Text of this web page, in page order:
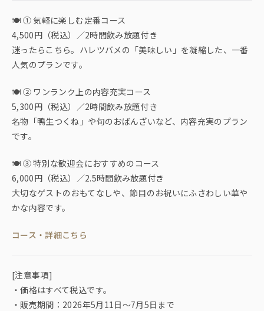
🍽 ① 気軽に楽しむ定番コース
4,500円（税込）／2時間飲み放題付き
迷ったらこちら。ハレツバメの「美味しい」を凝縮した、一番
人気のプランです。
🍽 ② ワンランク上の内容充実コース
5,300円（税込）／2時間飲み放題付き
名物「鴨生つくね」や旬のおばんざいなど、内容充実のプラン
です。
🍽 ③ 特別な歓迎会におすすめのコース
6,000円（税込）／2.5時間飲み放題付き
大切なゲストのおもてなしや、節目のお祝いにふさわしい華や
かな内容です。
コース・詳細こちら
[注意事項]
・価格はすべて税込です。
・販売期間：2026年5月11日～7月5日まで